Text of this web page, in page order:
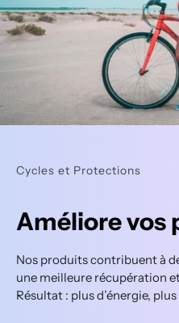
Cycles et Protections
Améliore vos
Nos produits contribuent à
une meilleure récupération
Résultat : plus d’énergie,